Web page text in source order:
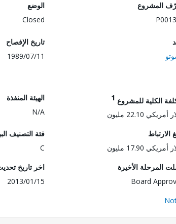
المشروع
الوضع
Closed
تاريخ الإفصاح
1989/07/11
الكلية للمشروع 1
22.10 مليون
الهيئة المنفذة
N/A
الارتباط
17.90 مليون
فئة التصنيف
C
المرحلة الأخيرة
Board
اخر تاريخ
2013/01/15